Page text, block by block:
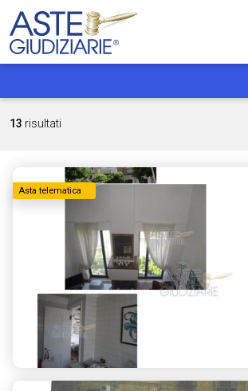
13 risultati
Asta telematica